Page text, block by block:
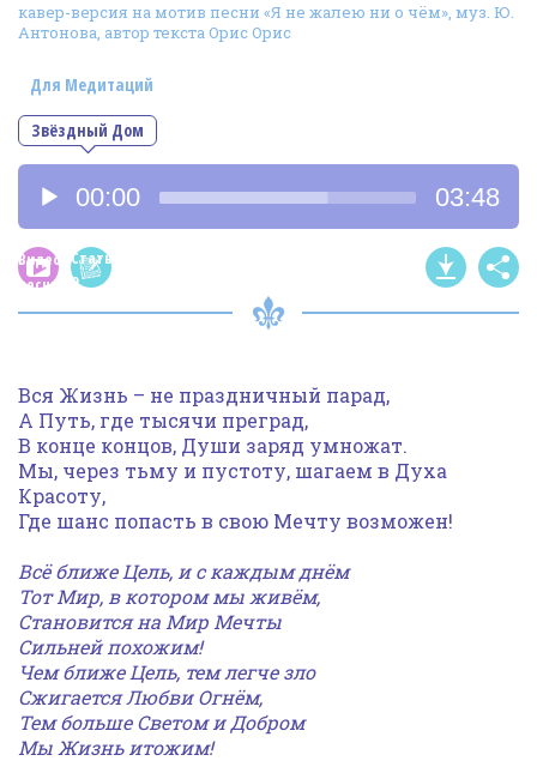
Фотогалерея
In English
Видео
Ииссиидиология
Номера песен
кавер-версия на мотив песни «Я не жалею ни о чём», муз. Ю.
Антонова, автор текста Орис Орис
Звёздный Дом
Для Медитаций
Аудиоплеер
00:00 03:48
Видео
песни
Статья
о
Вся Жизнь – не праздничный парад,
А Путь, где тысячи преград,
В конце концов, Души заряд умножат.
Мы, через тьму и пустоту, шагаем в Духа
Красоту,
Где шанс попасть в свою Мечту возможен!
Всё ближе Цель, и с каждым днём
Тот Мир, в котором мы живём,
Становится на Мир Мечты
Сильней похожим!
Чем ближе Цель, тем легче зло
Сжигается Любви Огнём,
Тем больше Светом и Добром
Мы Жизнь итожим!